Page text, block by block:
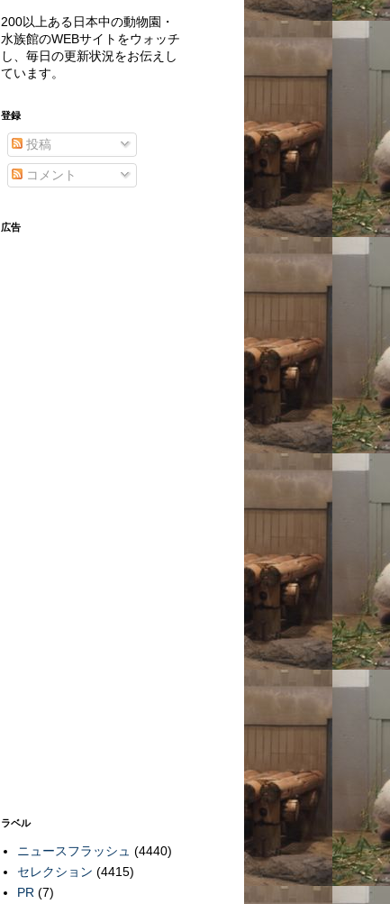
200以上ある日本中の動物園・
水族館のWEBサイトをウォッチ
し、毎日の更新状況をお伝えし
ています。
登録
投稿
コメント
広告
ラベル
ニュースフラッシュ (4440)
セレクション (4415)
PR (7)